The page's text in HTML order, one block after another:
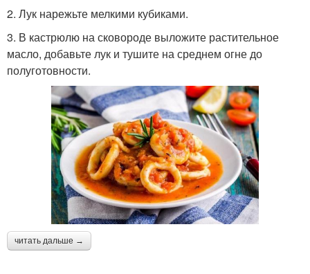
2. Лук нарежьте мелкими кубиками.
3. В кастрюлю на сковороде выложите растительное
масло, добавьте лук и тушите на среднем огне до
полуготовности.
читать дальше →